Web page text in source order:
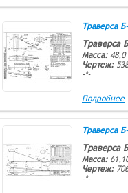
Траверса
Траверса
Масса:48,0
Чертеж:
-*-
Подробнее
Траверса
Траверса
Масса:
Чертеж:
-*-